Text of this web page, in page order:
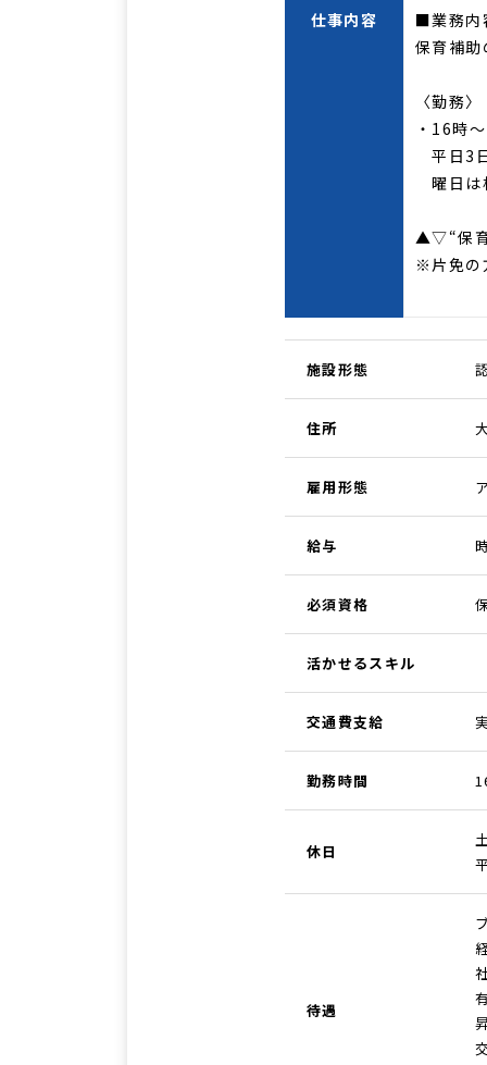
仕事内容
■業務
保育補
〈勤務〉
・16時
平日3
曜日は
▲▽“保
※片免の
施設形態
住所
雇用形態
給与
必須資格
活かせるスキル
交通費支給
勤務時間
休日
待遇